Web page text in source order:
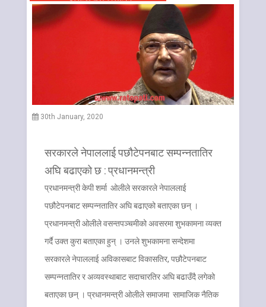
30th January, 2020
सरकारले नेपाललाई पछौटेपनबाट सम्पन्नतातिर
अघि बढाएको छ : प्रधानमन्त्री
प्रधानमन्त्री केपी शर्मा ओलीले सरकारले नेपाललाई
पछौटेपनबाट सम्पन्नतातिर अघि बढाएको बताएका छन् ।
प्रधानमन्त्री ओलीले वसन्तपञ्चमीको अवसरमा शुभकामना व्यक्त
गर्दै उक्त कुरा बताएका हुन् । उनले शुभकामना सन्देशमा
सरकारले नेपाललाई अविकासबाट विकासतिर, पछौटेपनबाट
सम्पन्नतातिर र अव्यवस्थाबाट सदाचारतिर अघि बढाउँदै लगेको
बताएका छन् । प्रधानमन्त्री ओलीले समाजमा सामाजिक नैतिक